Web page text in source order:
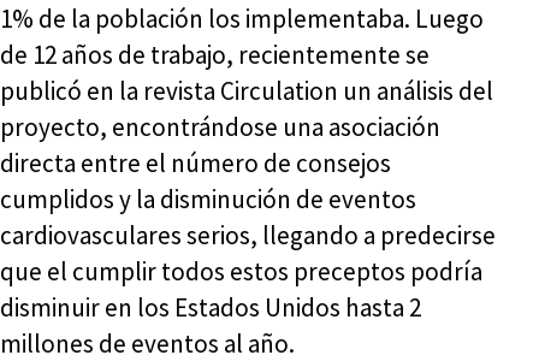
1% de la población los implementaba. Luego
de 12 años de trabajo, recientemente se
publicó en la revista Circulation un análisis del
proyecto, encontrándose una asociación
directa entre el número de consejos
cumplidos y la disminución de eventos
cardiovasculares serios, llegando a predecirse
que el cumplir todos estos preceptos podría
disminuir en los Estados Unidos hasta 2
millones de eventos al año.